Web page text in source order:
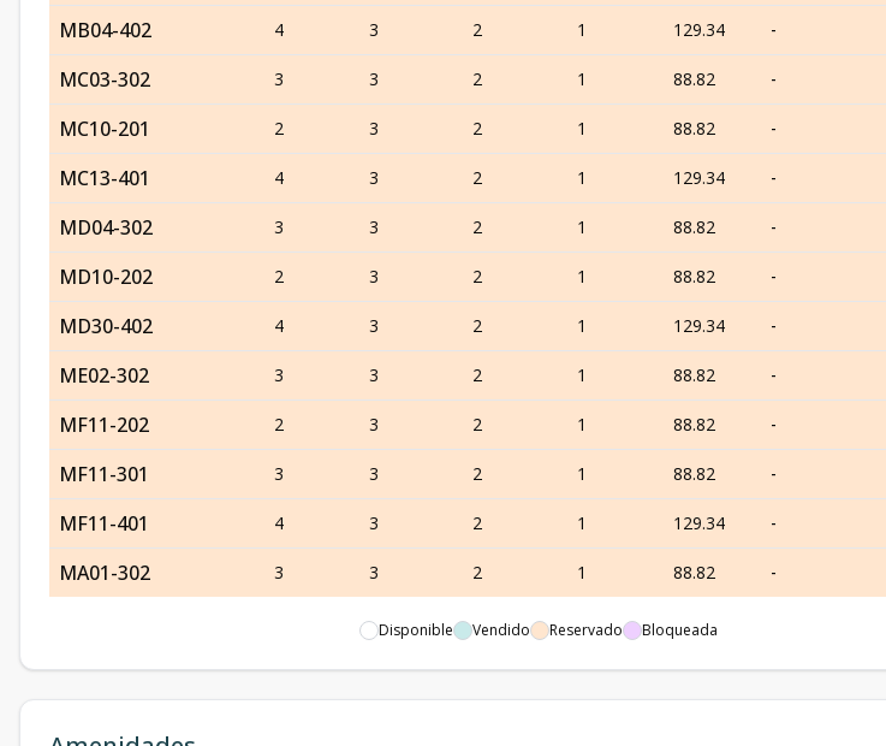
MB04-402 4 3 2 1 129.34 -
MC03-302 3 3 2 1 88.82 -
MC10-201 2 3 2 1 88.82 -
MC13-401 4 3 2 1 129.34 -
MD04-302 3 3 2 1 88.82 -
MD10-202 2 3 2 1 88.82 -
MD30-402 4 3 2 1 129.34 -
ME02-302 3 3 2 1 88.82 -
MF11-202 2 3 2 1 88.82 -
MF11-301 3 3 2 1 88.82 -
MF11-401 4 3 2 1 129.34 -
MA01-302 3 3 2 1 88.82 -
Disponible Vendido Reservado Bloqueada